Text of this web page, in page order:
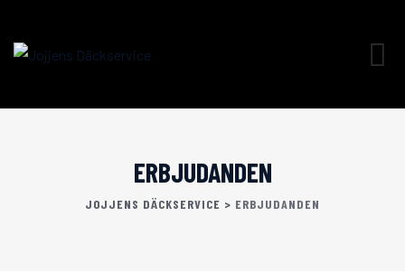
ERBJUDANDEN
JOJJENS DÄCKSERVICE > ERBJUDANDEN